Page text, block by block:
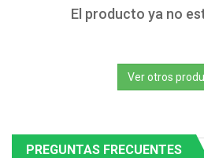
El producto ya no
Ver otros
PREGUNTAS FRECUENTES